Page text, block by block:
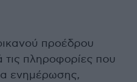
προέδρου
τις πληροφορίες που
ενημέρωσης,